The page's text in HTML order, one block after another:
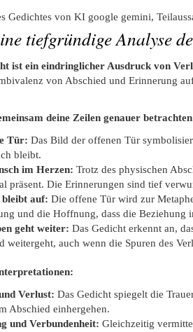
Gedichtes von KI google gemini,
tiefgründige Analyse
ist ein eindringlicher Ausdruck von
von Abschied und Erinnerung
deine Zeilen genauer
Tür: Das Bild der offenen Tür
bleibt.
im Herzen: Trotz des physischen
präsent. Die Erinnerungen sind tief
auf: Die offene Tür wird zur
und die Hoffnung, dass die Beziehung
geht weiter: Das Gedicht erkennt an,
weitergeht, auch wenn die Spuren des
Verlust: Das Gedicht spiegelt die
Abschied einhergehen.
und Verbundenheit: Gleichzeitig